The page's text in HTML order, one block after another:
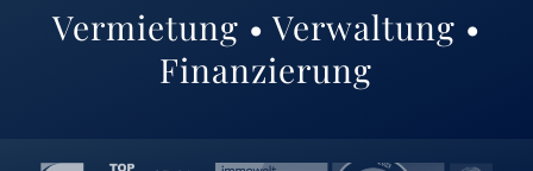
Vermietung • Verwaltung •
Finanzierung